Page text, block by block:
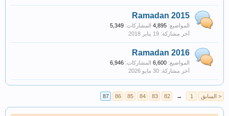
Ramadan 2015
المواضيع: 4,895 المشاركات: 5,349
Ramadan 2016
المواضيع: 6,600 المشاركات: 6,946
< السابق 1
→
82
83
84
85
86
87